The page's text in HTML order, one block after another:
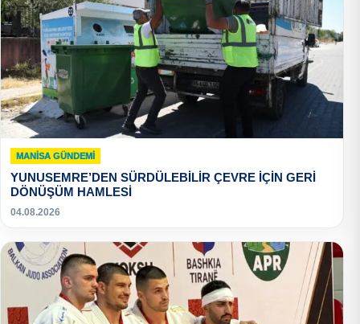
MANISA GÜNDEMI
YUNUSEMRE’DEN SÜRDÜLEBİLİR ÇEVRE İÇİN GERİ
DÖNÜŞÜM HAMLESİ
04.08.2026